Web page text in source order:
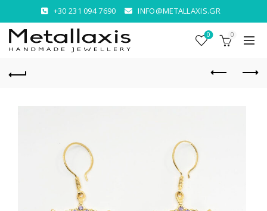
+30 231 094 7690 INFO@METALLAXIS.GR
0 0